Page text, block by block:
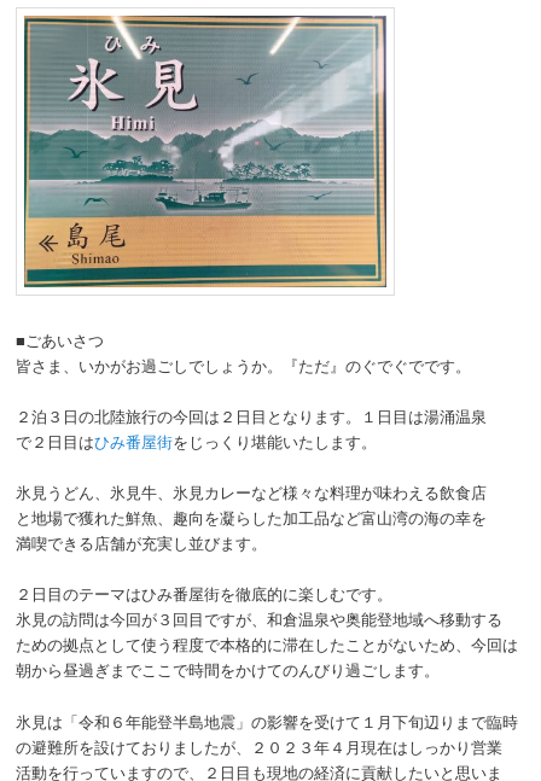
■ごあいさつ
皆さま、いかがお過ごしでしょうか。『ただ』のぐでぐでです。
２泊３日の北陸旅行の今回は２日目となります。１日目は湯涌温泉
で２日目はひみ番屋街をじっくり堪能いたします。
氷見うどん、氷見牛、氷見カレーなど様々な料理が味わえる飲食店
と地場で獲れた鮮魚、趣向を凝らした加工品など富山湾の海の幸を
満喫できる店舗が充実し並びます。
２日目のテーマはひみ番屋街を徹底的に楽しむです。
氷見の訪問は今回が３回目ですが、和倉温泉や奥能登地域へ移動する
ための拠点として使う程度で本格的に滞在したことがないため、今回は
朝から昼過ぎまでここで時間をかけてのんびり過ごします。
氷見は「令和６年能登半島地震」の影響を受けて１月下旬辺りまで臨時
の避難所を設けておりましたが、２０２３年４月現在はしっかり営業
活動を行っていますので、２日目も現地の経済に貢献したいと思いま